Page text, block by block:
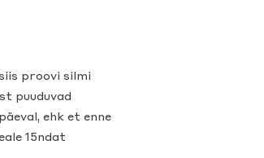
proovi silmi
puuduvad
ehk et enne
15ndat